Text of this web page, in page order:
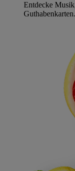
Entdecke
Guthabenkarten.